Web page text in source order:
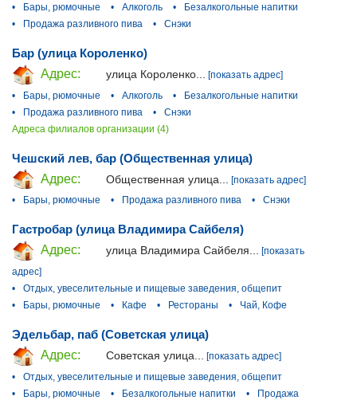
•
Бары, рюмочные • Алкоголь •
Безалкогольные напитки
•
Продажа разливного пива • Снэки
Бар (улица Короленко)
Адрес:
улица Короленко...
[показать адрес]
•
Бары, рюмочные • Алкоголь •
Безалкогольные напитки
•
Продажа разливного пива •
Снэки
Адреса филиалов организации (4)
Чешский лев, бар (Общественная улица)
Адрес:
Общественная улица...
[показать адрес]
•
Бары, рюмочные • Продажа разливного пива • Снэки
Гастробар (улица Владимира Сайбеля)
Адрес:
улица Владимира Сайбеля... [показать
адрес]
•
Отдых, увеселительные и пищевые заведения, общепит
•
Бары, рюмочные • Кафе • Рестораны • Чай, Кофе
Эдельбар, паб (Советская улица)
Адрес:
Советская улица...
[показать адрес]
•
Отдых, увеселительные и пищевые заведения, общепит
•
Бары, рюмочные • Безалкогольные напитки •
Продажа